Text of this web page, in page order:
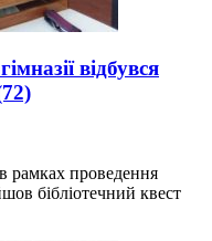
відбувся
рамках проведення
бібліотечний квест